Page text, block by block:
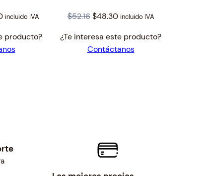
Current
is:
$138.00.
incluido IVA
producto?
$52.16 Original
was:
$52.16.
$48.30Current
is:
$48.30.
incluido IVA
¿Te interesa este producto?
Contáctanos